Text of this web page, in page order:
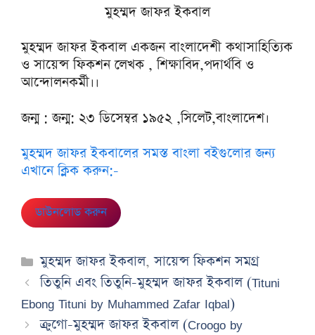
মুহম্মদ জাফর ইকবাল
মুহম্মদ জাফর ইকবাল একজন বাংলাদেশী কথাসাহিত্যিক
ও সায়েন্স ফিকশন লেখক , শিক্ষাবিদ,পদার্থবি ও
আন্দোলনকর্মী।।
জন্ম : জন্ম: ২৩ ডিসেম্বর ১৯৫২ ,সিলেট,বাংলাদেশ।
মুহম্মদ জাফর ইকবালের সমস্ত বাংলা বইগুলোর জন্য
এখানে ক্লিক করুন:-
ডাউনলোড করুন
Categories
মুহম্মদ জাফর ইকবাল,সায়েন্স ফিকশন সমগ্র
তিতুনি এবং তিতুনি-মুহম্মদ জাফর ইকবাল (Tituni
Ebong Tituni by Muhammed Zafar Iqbal)
ক্রুগো-মুহম্মদ জাফর ইকবাল (Croogo by